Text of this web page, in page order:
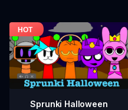
Sprunki Halloween